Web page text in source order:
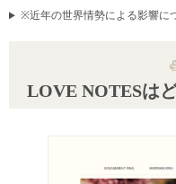
※近年の世界情勢による影響に
LOVE NOTESは